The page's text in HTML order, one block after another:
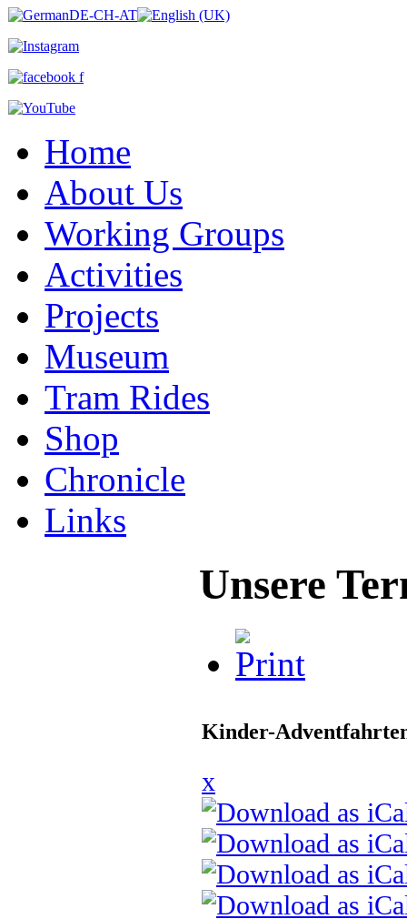
Home
About Us
Working Groups
Activities
Projects
Museum
Tram Rides
Shop
Chronicle
Links
Unsere
Kinder-
x